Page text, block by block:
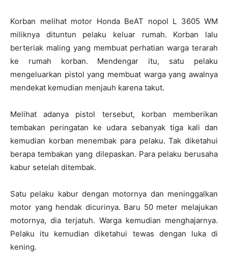
Korban melihat motor Honda BeAT nopol L 3605 WM
miliknya dituntun pelaku keluar rumah. Korban lalu
berteriak maling yang membuat perhatian warga terarah
ke rumah korban. Mendengar itu, satu pelaku
mengeluarkan pistol yang membuat warga yang awalnya
mendekat kemudian menjauh karena takut.
Melihat adanya pistol tersebut, korban memberikan
tembakan peringatan ke udara sebanyak tiga kali dan
kemudian korban menembak para pelaku. Tak diketahui
berapa tembakan yang dilepaskan. Para pelaku berusaha
kabur setelah ditembak.
Satu pelaku kabur dengan motornya dan meninggalkan
motor yang hendak dicurinya. Baru 50 meter melajukan
motornya, dia terjatuh. Warga kemudian menghajarnya.
Pelaku itu kemudian diketahui tewas dengan luka di
kening.